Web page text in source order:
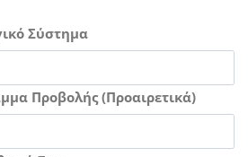
Σύστημα
Προβολής (Προαιρετικά)